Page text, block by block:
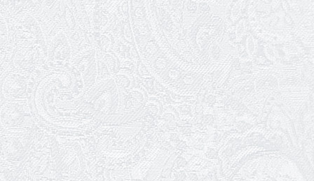
Ювілей Тетяни Хамітової
03.03.2026
Ювілей Сергія Богаченка
02.03.2026
Результати конкурсу
27.02.2026
Ювілей Олександра Жигуліна
19.02.2026